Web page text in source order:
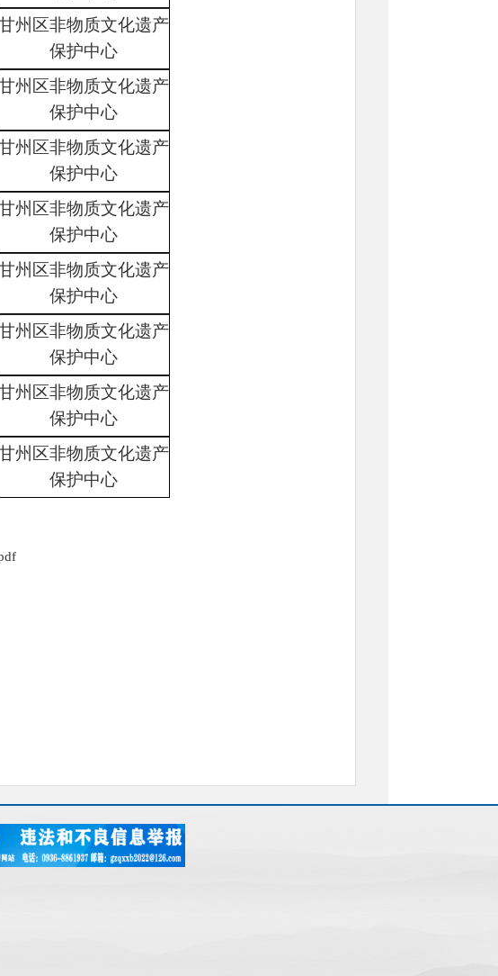
州区非物质文化遗产
保护中心
州区非物质文化遗产
保护中心
州区非物质文化遗产
保护中心
州区非物质文化遗产
保护中心
州区非物质文化遗产
保护中心
州区非物质文化遗产
保护中心
州区非物质文化遗产
保护中心
州区非物质文化遗产
保护中心